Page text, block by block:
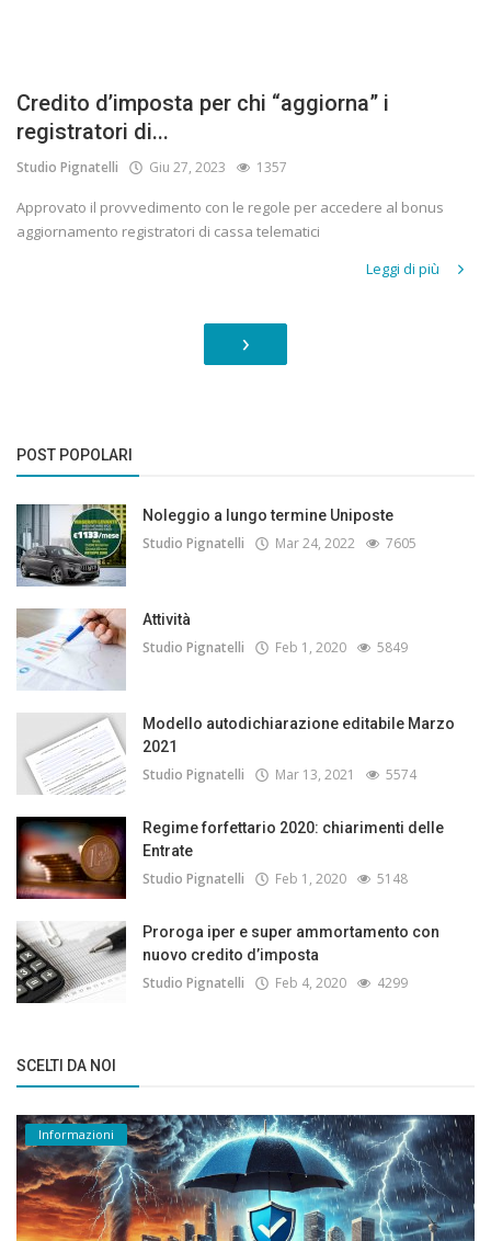
Credito d’imposta per chi “aggiorna” i
registratori di...
Studio Pignatelli Giu 27, 2023 1357
Approvato il provvedimento con le regole per accedere al bonus
aggiornamento registratori di cassa telematici
Leggi di più
›
POST POPOLARI
Noleggio a lungo termine Uniposte
Studio Pignatelli Mar 24, 2022 7605
Attività
Studio Pignatelli Feb 1, 2020 5849
Modello autodichiarazione editabile Marzo
2021
Studio Pignatelli Mar 13, 2021 5574
Regime forfettario 2020: chiarimenti delle
Entrate
Studio Pignatelli Feb 1, 2020 5148
Proroga iper e super ammortamento con
nuovo credito d’imposta
Studio Pignatelli Feb 4, 2020 4299
SCELTI DA NOI
Informazioni